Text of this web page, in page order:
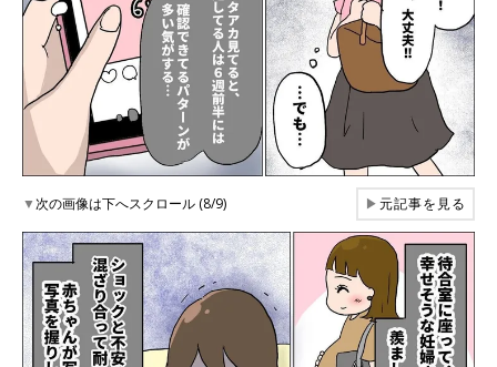
▼次の画像は下へスクロール (8/9) ▶元記事を見る